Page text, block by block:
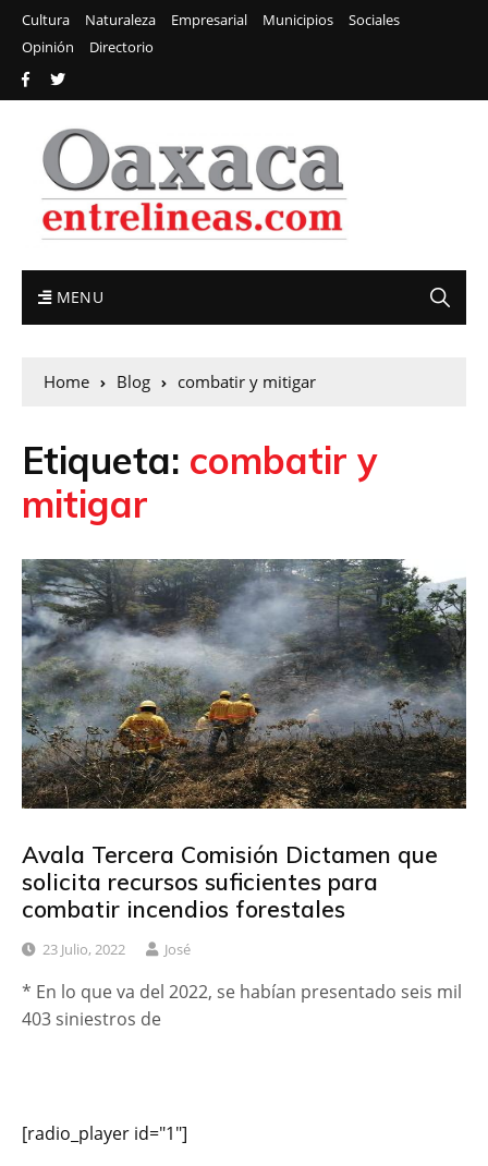
Cultura Naturaleza Empresarial Municipios
Sociales
Opinión
Directorio
MENU
Home Blog combatir y mitigar
Etiqueta: combatir y
mitigar
Avala Tercera Comisión Dictamen que
solicita recursos suficientes para
combatir incendios forestales
23 Julio, 2022 José
* En lo que va del 2022, se habían presentado seis mil
403 siniestros de
[radio_player id="1"]